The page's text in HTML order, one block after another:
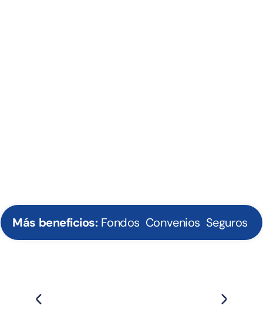
Más beneficios: Fondos Convenios Seguros